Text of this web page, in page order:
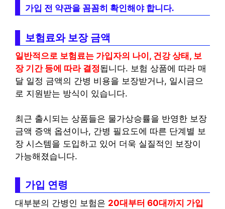
가입 전 약관을 꼼꼼히 확인해야 합니다.
보험료와 보장 금액
일반적으로 보험료는 가입자의 나이, 건강 상태, 보
장 기간 등에 따라 결정됩니다. 보험 상품에 따라 매
달 일정 금액의 간병 비용을 보장받거나, 일시금으
로 지원받는 방식이 있습니다.
최근 출시되는 상품들은 물가상승률을 반영한 보장
금액 증액 옵션이나, 간병 필요도에 따른 단계별 보
장 시스템을 도입하고 있어 더욱 실질적인 보장이
가능해졌습니다.
가입 연령
대부분의 간병인 보험은 20대부터 60대까지 가입